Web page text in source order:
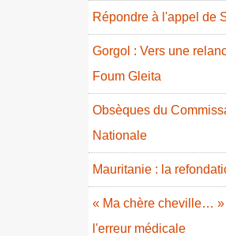
Répondre à l'appel de
Gorgol : Vers une
Foum Gleita
Obsèques du
Nationale
Mauritanie : la
« Ma chère cheville… »
l'erreur médicale